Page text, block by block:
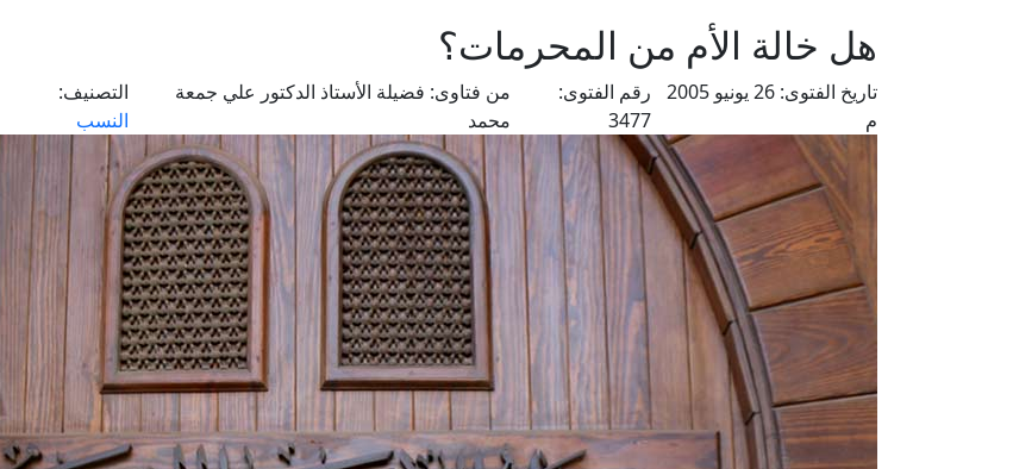
هل خالة الأم من المحرمات؟
تاريخ الفتوى:
26 يونيو 2005
م
رقم الفتوى:
3477
من فتاوى: فضيلة الأستاذ الدكتور علي جمعة
محمد
التصنيف:
النسب